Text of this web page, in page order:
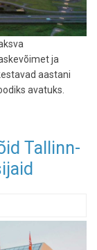
ja
aastani
avatuks.
Tallinn-